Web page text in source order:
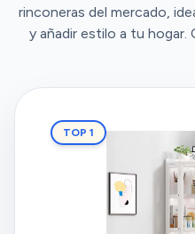
rinconeras del mercado,
y añadir estilo a tu
TOP 1